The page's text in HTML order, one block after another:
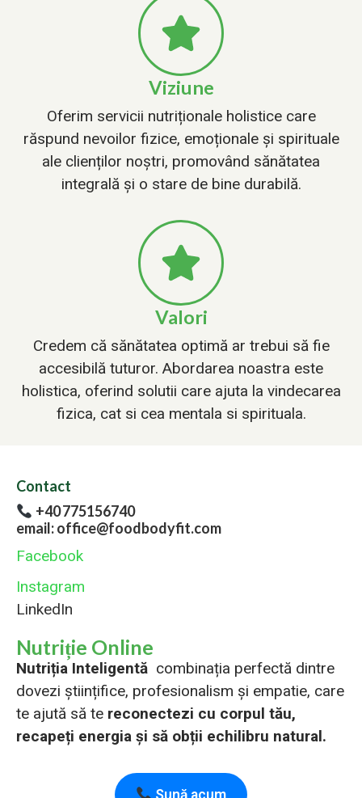
Viziune
Oferim servicii nutriționale holistice care
răspund nevoilor fizice, emoționale și spirituale
ale clienților noștri, promovând sănătatea
integrală și o stare de bine durabilă.
Valori
Credem că sănătatea optimă ar trebui să fie
accesibilă tuturor. Abordarea noastra este
holistica, oferind solutii care ajuta la vindecarea
fizica, cat si cea mentala si spirituala.
Contact
+40 775156740
email: office@foodbodyfit.com
Facebook
Instagram
LinkedIn
Nutriție Online
Nutriția Inteligentă combinația perfectă dintre
dovezi științifice, profesionalism și empatie, care
te ajută să te reconectezi cu corpul tău,
recapeți energia și să obții echilibru natural.
Sună acum